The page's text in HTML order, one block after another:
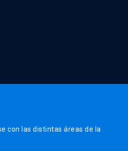
con las distintas áreas de la